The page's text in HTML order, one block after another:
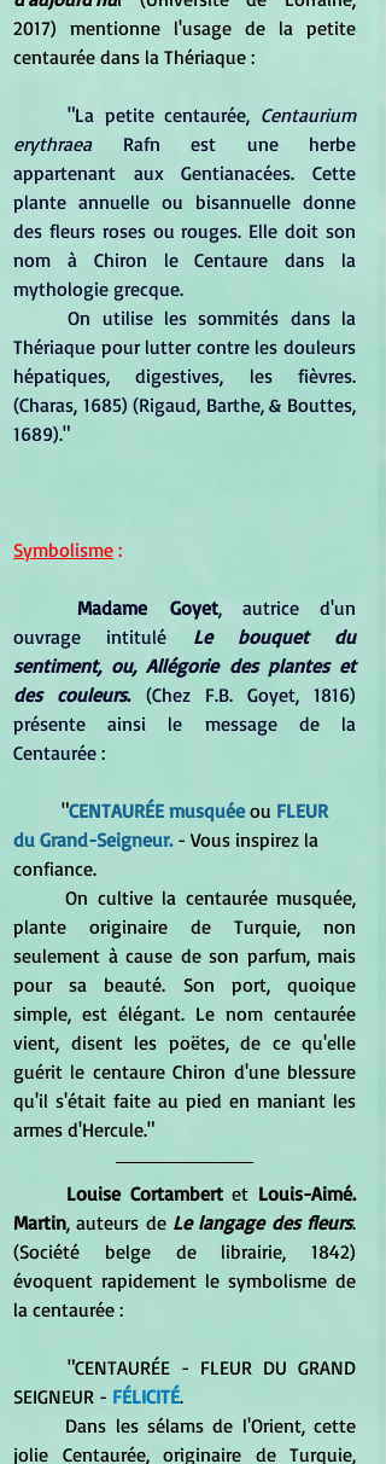
2017) mentionne l'usage de la petite
centaurée dans la Thériaque :
	"La petite centaurée,
Centaurium
erythraea Rafn est une herbe
appartenant aux Gentianacées. Cette
plante annuelle ou bisannuelle donne
des fleurs roses ou rouges. Elle doit son
nom à Chiron le Centaure dans la
mythologie grecque.
	On utilise les sommités dans la
Thériaque pour lutter contre les douleurs
hépatiques, digestives, les fièvres.
(Charas, 1685) (Rigaud, Barthe, & Bouttes,
1689)."
Symbolisme :
Madame Goyet, autrice d'un
ouvrage intitulé Le bouquet du
sentiment, ou, Allégorie des plantes et
des couleurs. (Chez F.B. Goyet, 1816)
présente ainsi le message de la
Centaurée :
	"
CENTAURÉE musquée ou FLEUR
du Grand-Seigneur. - Vous inspirez la
confiance.
	On cultive la centaurée musquée,
plante originaire de Turquie, non
seulement à cause de son parfum, mais
pour sa beauté. Son port, quoique
simple, est élégant. Le nom centaurée
vient, disent les poëtes, de ce qu'elle
guérit le centaure Chiron d'une blessure
qu'il s'était faite au pied en maniant les
armes d'Hercule."
Louise Cortambert et Louis-Aimé.
Martin, auteurs de Le langage des fleurs.
(Société belge de librairie, 1842)
évoquent rapidement le symbolisme de
la centaurée :
SEIGNEUR - FÉLICITÉ.
jolie Centaurée, originaire de Turquie,